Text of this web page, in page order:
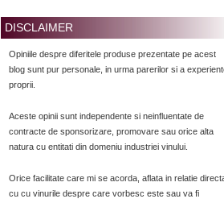
DISCLAIMER
Opiniile despre diferitele produse prezentate pe acest
blog sunt pur personale, in urma parerilor si a
proprii.
Aceste opinii sunt independente si neinfluentate de
contracte de sponsorizare, promovare sau orice alta
natura cu entitati din domeniu industriei vinului.
Orice facilitate care mi se acorda, aflata in relatie
cu cu vinurile despre care vorbesc este sau va fi